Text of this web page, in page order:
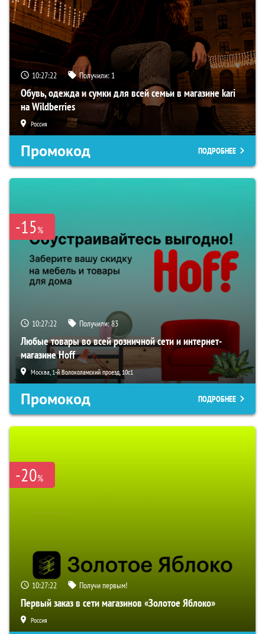
10:27:21 Получили: 1
Обувь, одежда и сумки для всей семьи в магазине kari
на Wildberries
Россия
Промокод ПОДРОБНЕЕ
-15%
10:27:21 Получили:83
Любые товары во всей розничной сети и интернет-
магазине Hoff
Москва, 1-й Волоколамский проезд, 10с1
Промокод ПОДРОБНЕЕ
-20%
10:27:21 Получи первым!
Первый заказ в сети магазинов «Золотое Яблоко»
Россия